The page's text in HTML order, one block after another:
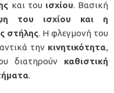
και του ισχίου. Βασική
του ισχίου και η
στήλης. Η φλεγμονή του
την κινητικότητα,
διατηρούν καθιστική
.